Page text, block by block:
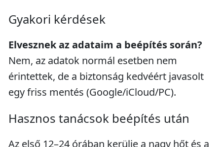
Gyakori kérdések
Elvesznek az adataim a beépítés során?
Nem, az adatok normál esetben nem
érintettek, de a biztonság kedvéért javasolt
egy friss mentés (Google/iCloud/PC).
Hasznos tanácsok beépítés után
Az első 12–24 órában kerülje a nagy hőt és a